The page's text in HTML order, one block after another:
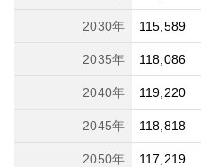
2030年 115,589
2035年 118,086
2040年 119,220
2045年 118,818
2050年 117,219